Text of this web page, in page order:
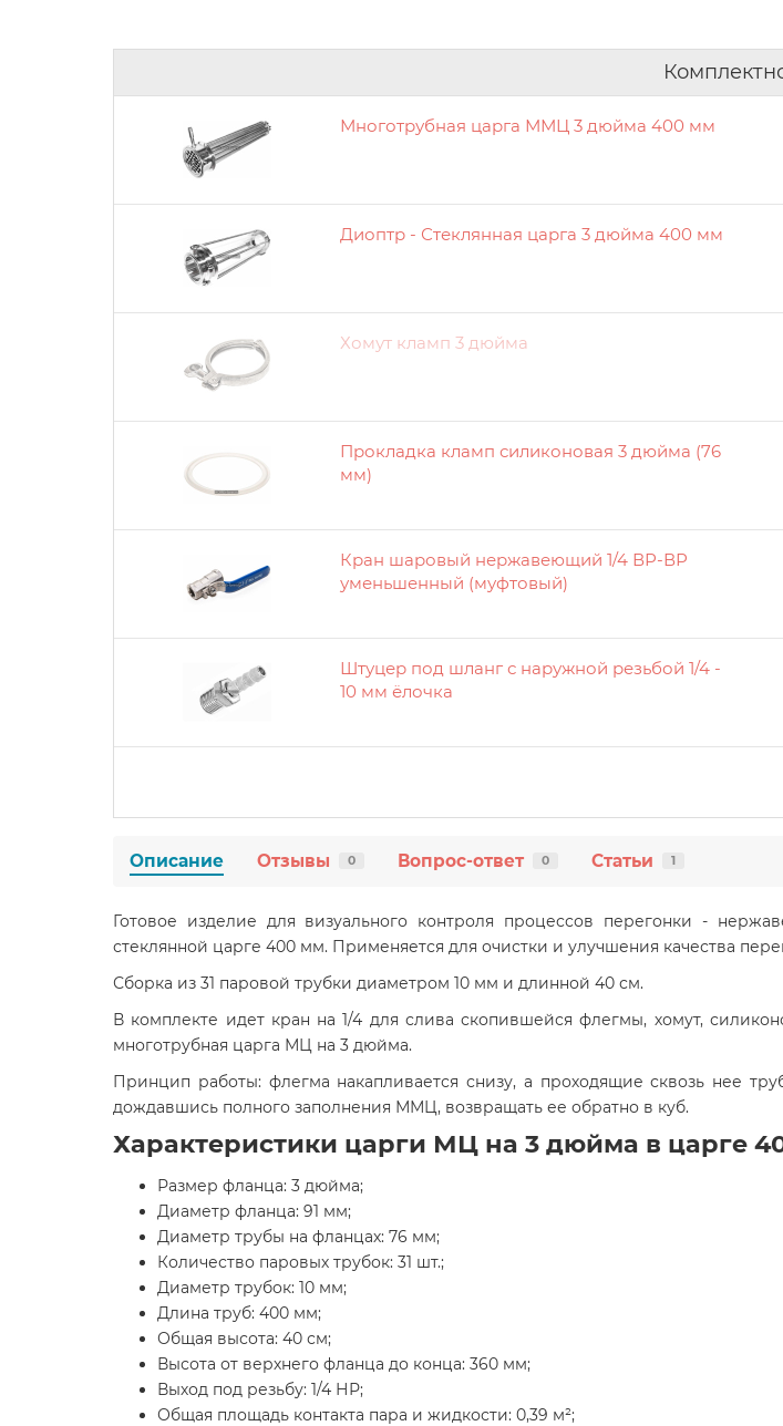
Многотрубная царга ММЦ 3 дюйма 400 мм
Диоптр - Стеклянная царга 3 дюйма 400 мм
Хомут кламп 3 дюйма
Прокладка кламп силиконовая 3 дюйма (76
мм)
Кран шаровый нержавеющий 1/4 ВР-ВР
уменьшенный (муфтовый)
Штуцер под шланг с наружной резьбой 1/4 -
10 мм ёлочка
Описание Отзывы 0 Вопрос-ответ 0 Статьи 1
Готовое изделие для визуального контроля процессов перегонки -
стеклянной царге 400 мм. Применяется для очистки и улучшения качества
Сборка из 31 паровой трубки диаметром 10 мм и длинной 40 см.
В комплекте идет кран на 1/4 для слива скопившейся флегмы, хомут,
многотрубная царга МЦ на 3 дюйма.
Принцип работы: флегма накапливается снизу, а проходящие сквозь нее
дождавшись полного заполнения ММЦ, возвращать ее обратно в куб.
Характеристики царги МЦ на 3 дюйма в царге
Размер фланца: 3 дюйма;
Диаметр фланца: 91 мм;
Диаметр трубы на фланцах: 76 мм;
Количество паровых трубок: 31 шт.;
Диаметр трубок: 10 мм;
Длина труб: 400 мм;
Общая высота: 40 см;
Высота от верхнего фланца до конца: 360 мм;
Выход под резьбу: 1/4 НР;
Общая площадь контакта пара и жидкости: 0,39 м²;